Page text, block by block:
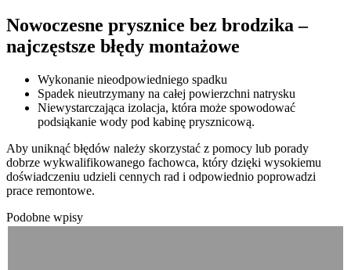
Nowoczesne prysznice bez brodzika –
najczęstsze błędy montażowe
Wykonanie nieodpowiedniego spadku
Spadek nieutrzymany na całej powierzchni natrysku
Niewystarczająca izolacja, która może spowodować
podsiąkanie wody pod kabinę prysznicową.
Aby uniknąć błędów należy skorzystać z pomocy lub porady
dobrze wykwalifikowanego fachowca, który dzięki wysokiemu
doświadczeniu udzieli cennych rad i odpowiednio poprowadzi
prace remontowe.
Podobne wpisy